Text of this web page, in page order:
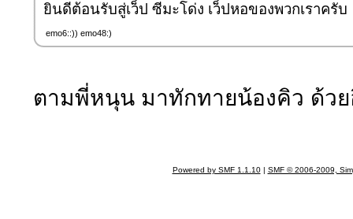
ยินดีต้อนรับสู่เว็ป ซีมะโด่ง เว็ปหอของพวกเราครับ
emo6::)) emo48:)
ตามพี่หนุน มาทักทายน้องคิว ด้ว
Powered by SMF 1.1.10| SMF © 2006-2009,